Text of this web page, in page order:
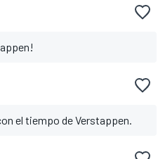
el tiempo de Verstappen.